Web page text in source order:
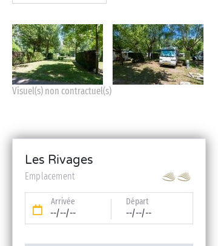
Visuel(s) non contractuel(s)
Les Rivages
Emplacement
Arrivée
--/--/--
Départ
--/--/--